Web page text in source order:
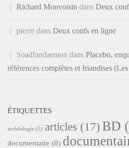
Richard Monvoisin dans Deux
pierre dans Deux confs en ligne
Soadfandaemon dans Placebo,
références complètes et friandises
ÉTIQUETTES
archéologie (5) articles (17) BD
documentaire (8)